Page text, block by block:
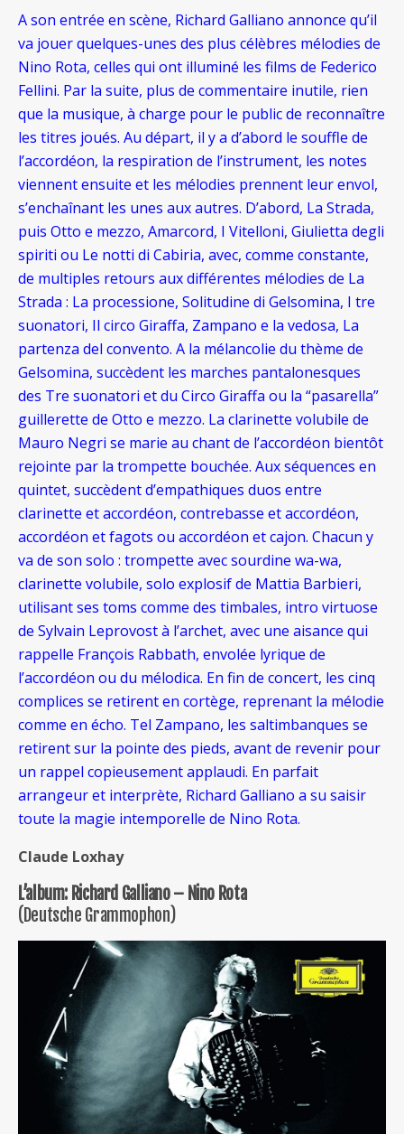
A son entrée en scène, Richard Galliano annonce qu’il
va jouer quelques-unes des plus célèbres mélodies de
Nino Rota, celles qui ont illuminé les films de Federico
Fellini. Par la suite, plus de commentaire inutile, rien
que la musique, à charge pour le public de reconnaître
les titres joués. Au départ, il y a d’abord le souffle de
l’accordéon, la respiration de l’instrument, les notes
viennent ensuite et les mélodies prennent leur envol,
s’enchaînant les unes aux autres. D’abord, La Strada,
puis Otto e mezzo, Amarcord, I Vitelloni, Giulietta degli
spiriti ou Le notti di Cabiria, avec, comme constante,
de multiples retours aux différentes mélodies de La
Strada : La processione, Solitudine di Gelsomina, I tre
suonatori, Il circo Giraffa, Zampano e la vedosa, La
partenza del convento. A la mélancolie du thème de
Gelsomina, succèdent les marches pantalonesques
des Tre suonatori et du Circo Giraffa ou la “pasarella”
guillerette de Otto e mezzo. La clarinette volubile de
Mauro Negri se marie au chant de l’accordéon bientôt
rejointe par la trompette bouchée. Aux séquences en
quintet, succèdent d’empathiques duos entre
clarinette et accordéon, contrebasse et accordéon,
accordéon et fagots ou accordéon et cajon. Chacun y
va de son solo : trompette avec sourdine wa-wa,
clarinette volubile, solo explosif de Mattia Barbieri,
utilisant ses toms comme des timbales, intro virtuose
de Sylvain Leprovost à l’archet, avec une aisance qui
rappelle François Rabbath, envolée lyrique de
l’accordéon ou du mélodica. En fin de concert, les cinq
complices se retirent en cortège, reprenant la mélodie
comme en écho. Tel Zampano, les saltimbanques se
retirent sur la pointe des pieds, avant de revenir pour
un rappel copieusement applaudi. En parfait
arrangeur et interprète, Richard Galliano a su saisir
toute la magie intemporelle de Nino Rota.
Claude Loxhay
L’album: Richard Galliano – Nino Rota
(Deutsche Grammophon)